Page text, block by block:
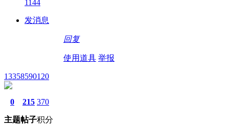
1144
发消息
回复
使用道具 举报
13358590120
0
主题
215
帖子
370
积分